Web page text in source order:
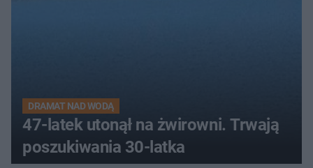
DRAMAT NAD WODĄ
47-latek utonął na żwirowni. Trwają
poszukiwania 30-latka